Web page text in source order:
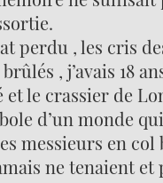
perdu , les cris
, j’avais 18
et le crassier de
d’un monde
messieurs en
ne tenaient et